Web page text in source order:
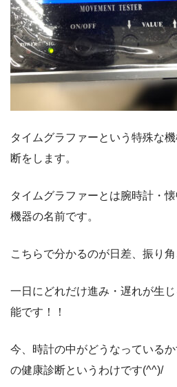
タイムグラファーという特殊な
断をします。
タイムグラファーとは腕時計・
機器の名前です。
こちらで分かるのが日差、振り
一日にどれだけ進み・遅れが生
能です！！
今、時計の中がどうなっている
の健康診断というわけです(^^)/